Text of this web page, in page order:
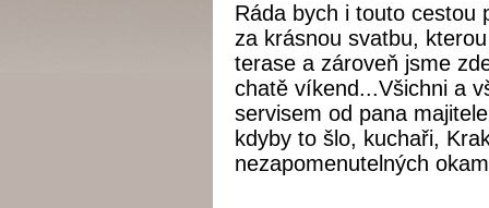
Ráda bych i touto cestou
za krásnou svatbu,
terase a zároveň jsme
chatě víkend...Všichni a
servisem od pana
kdyby to šlo, kuchaři,
nezapomenutelných